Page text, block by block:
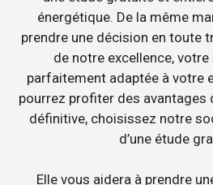
énergétique. De la même
prendre une décision en toute
de notre excellence,
parfaitement adaptée à votre
pourrez profiter des avantages
définitive, choisissez notre
d’une étude
Elle vous aidera à prendre